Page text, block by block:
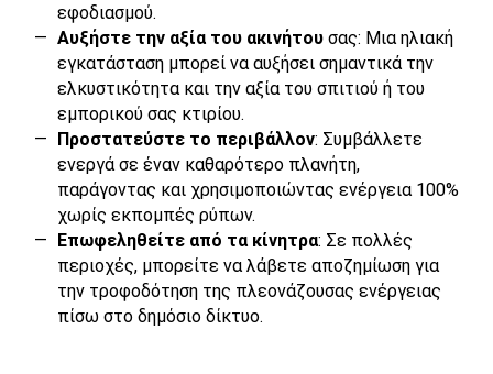
εφοδιασμού.
Αυξήστε την αξία του ακινήτου σας: Μια ηλιακή
εγκατάσταση μπορεί να αυξήσει σημαντικά την
ελκυστικότητα και την αξία του σπιτιού ή του
εμπορικού σας κτιρίου.
Προστατεύστε το περιβάλλον: Συμβάλλετε
ενεργά σε έναν καθαρότερο πλανήτη,
παράγοντας και χρησιμοποιώντας ενέργεια 100%
χωρίς εκπομπές ρύπων.
Επωφεληθείτε από τα κίνητρα: Σε πολλές
περιοχές, μπορείτε να λάβετε αποζημίωση για
την τροφοδότηση της πλεονάζουσας ενέργειας
πίσω στο δημόσιο δίκτυο.